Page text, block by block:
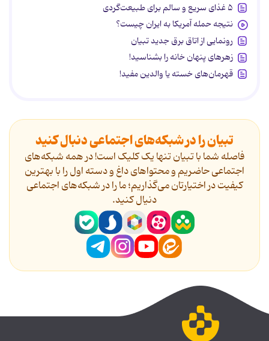
۵ غذای سریع و سالم برای طبیعت‌گردی
نتیجه حمله آمریکا به ایران چیست؟
رونمایی از اتاق برق جدید تبیان
زهرهای پنهان خانه را بشناسید!
قهرمان‌های خسته یا والدین مفید!
تبیان را در شبکه‌های اجتماعی دنبال کنید
فاصله شما با تبیان تنها یک کلیک است! در همه شبکه‌های
اجتماعی حاضریم و محتواهای داغ و دسته اول را با بهترین
کیفیت در اختیارتان می‌گذاریم؛ ما را در شبکه‌های اجتماعی
دنیال کنید.